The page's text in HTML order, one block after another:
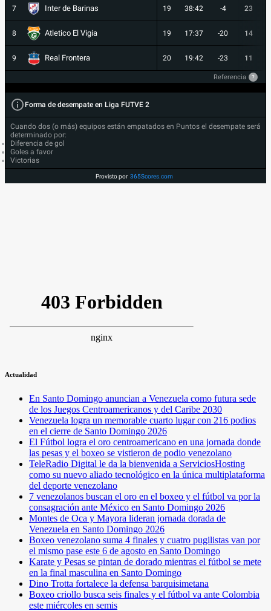
7 Inter de Barinas 19 38:42 -4 23
8 Atletico El Vigia 19 17:37 -20 14
9 Real Frontera 20 19:42 -23 11
Referencia ?
Forma de desempate en Liga FUTVE 2
Cuando dos (o más) equipos están empatados en Puntos el desempate será
determinado por:
Diferencia de gol
Goles a favor
Victorias
Provisto por 365Scores.com
Actualidad
En Santo Domingo anuncian a Venezuela como futura sede
de los Juegos Centroamericanos y del Caribe 2030
Venezuela logra un memorable cuarto lugar con 216 podios
en el cierre de Santo Domingo 2026
El Fútbol logra el oro centroamericano en una jornada donde
las pesas y el boxeo se vistieron de podio venezolano
TeleRadio Digital le da la bienvenida a ServiciosHosting
como su nuevo aliado tecnológico en la única multiplataforma
del deporte venezolano
7 venezolanos buscan el oro en el boxeo y el fútbol va por la
consagración ante México en Santo Domingo 2026
Montes de Oca y Mayora lideran jornada dorada de
Venezuela en Santo Domingo 2026
Boxeo venezolano suma 4 finales y cuatro pugilistas van por
el mismo pase este 6 de agosto en Santo Domingo
Karate y Pesas se pintan de dorado mientras el fútbol se mete
en la final masculina en Santo Domingo
Dino Trotta fortalece la defensa barquisimetana
Boxeo criollo busca seis finales y el fútbol va ante Colombia
este miércoles en semis